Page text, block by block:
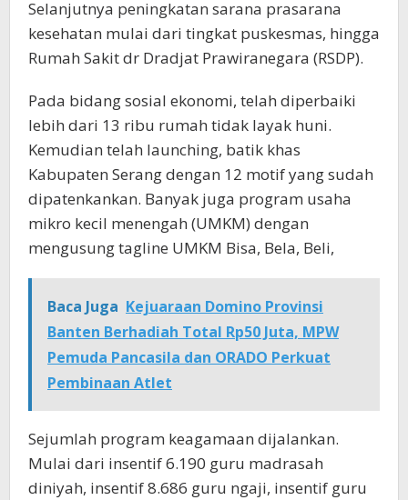
Selanjutnya peningkatan sarana prasarana
kesehatan mulai dari tingkat puskesmas, hingga
Rumah Sakit dr Dradjat Prawiranegara (RSDP).
Pada bidang sosial ekonomi, telah diperbaiki
lebih dari 13 ribu rumah tidak layak huni.
Kemudian telah launching, batik khas
Kabupaten Serang dengan 12 motif yang sudah
dipatenkankan. Banyak juga program usaha
mikro kecil menengah (UMKM) dengan
mengusung tagline UMKM Bisa, Bela, Beli,
Baca Juga Kejuaraan Domino Provinsi
Banten Berhadiah Total Rp50 Juta, MPW
Pemuda Pancasila dan ORADO Perkuat
Pembinaan Atlet
Sejumlah program keagamaan dijalankan.
Mulai dari insentif 6.190 guru madrasah
diniyah, insentif 8.686 guru ngaji, insentif guru